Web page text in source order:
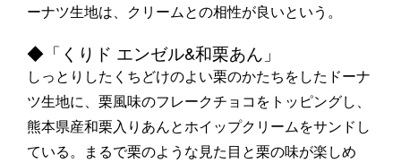
ーナツ生地は、クリームとの相性が良いという。
◆「くりド エンゼル&和栗あん」
しっとりしたくちどけのよい栗のかたちをしたドーナ
ツ生地に、栗風味のフレークチョコをトッピングし、
熊本県産和栗入りあんとホイップクリームをサンドし
ている。まるで栗のような見た目と栗の味が楽しめ